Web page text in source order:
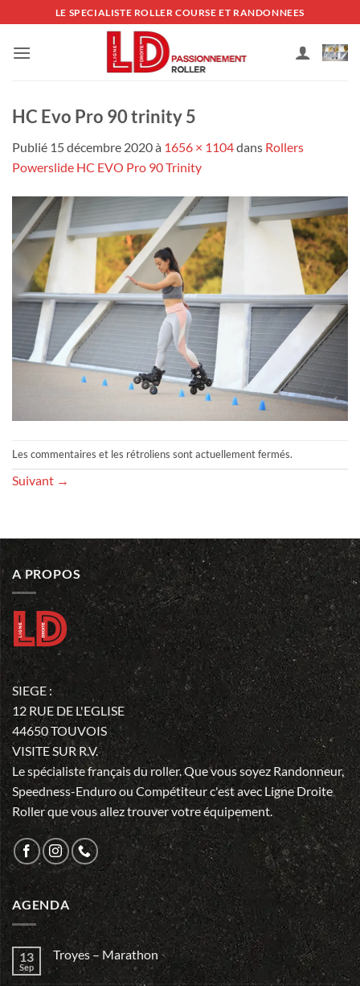
au
contenu
LE SPECIALISTE ROLLER COURSE ET RANDONNEES
HC Evo Pro 90 trinity 5
Publié 15 décembre 2020à 1656 × 1104dans Rollers
Powerslide HC EVO Pro 90 Trinity
Les commentaires et les rétroliens sont actuellement fermés.
Suivant →
A PROPOS
SIEGE :
12 RUE DE L'EGLISE
44650 TOUVOIS
VISITE SUR R.V.
Le spécialiste français du roller. Que vous soyez Randonneur,
Speedness-Enduro ou Compétiteur c'est avec Ligne Droite
Roller que vous allez trouver votre équipement.
AGENDA
13
Sep
Troyes – Marathon